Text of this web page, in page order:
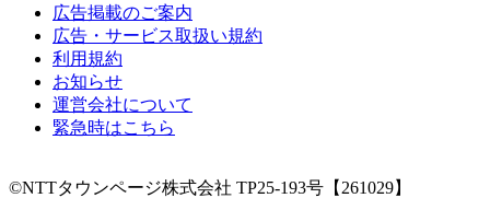
広告掲載のご案内
広告・サービス取扱い規約
利用規約
お知らせ
運営会社について
緊急時はこちら
©NTTタウンページ株式会社 TP25-193号【261029】